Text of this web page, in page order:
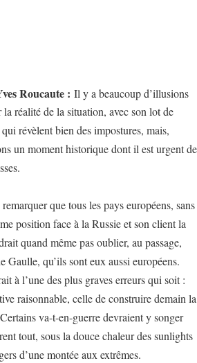
Roucaute : Il y a beaucoup d’illusions
la réalité de la situation, avec son lot de
révèlent bien des impostures, mais,
un moment historique dont il est urgent de
que tous les pays européens, sans
position face à la Russie et son client la
quand même pas oublier, au passage,
Gaulle, qu’ils sont eux aussi européens.
à l’une des plus graves erreurs qui soit :
raisonnable, celle de construire demain la
va-t-en-guerre devraient y songer
tout, sous la douce chaleur des sunlights
d’une montée aux extrêmes.